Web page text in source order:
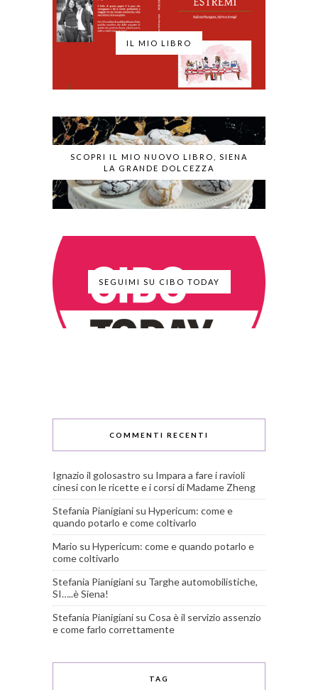
IL MIO LIBRO
SCOPRI IL MIO NUOVO LIBRO, SIENA
LA GRANDE DOLCEZZA
SEGUIMI SU CIBO TODAY
COMMENTI RECENTI
Ignazio il golosastro su Impara a fare i ravioli
cinesi con le ricette e i corsi di Madame Zheng
Stefania Pianigiani su Hypericum: come e
quando potarlo e come coltivarlo
Mario su Hypericum: come e quando potarlo e
come coltivarlo
Stefania Pianigiani su Targhe automobilistiche,
SI…..è Siena!
Stefania Pianigiani su Cosa è il servizio assenzio
e come farlo correttamente
TAG